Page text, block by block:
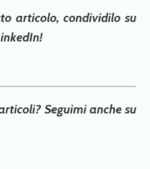
articolo, condividilo su
Seguimi anche su